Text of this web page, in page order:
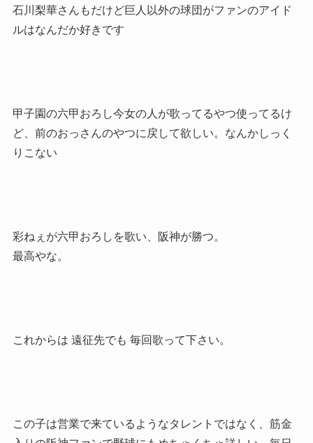
石川梨華さんもだけど巨人以外の球団がファンのアイド
ルはなんだか好きです
甲子園の六甲おろし今女の人が歌ってるやつ使ってるけ
ど、前のおっさんのやつに戻して欲しい。なんかしっく
りこない
彩ねぇが六甲おろしを歌い、阪神が勝つ。
最高やな。
これからは 遠征先でも 毎回歌って下さい。
この子は営業で来ているようなタレントではなく、筋金